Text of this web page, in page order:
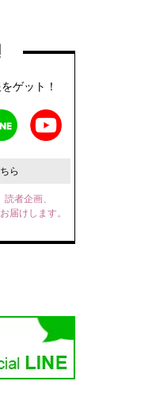
ゲット！
ら
者企画、
届けします。